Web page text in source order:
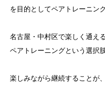
を目的としてペアトレーニン
名古屋・中村区で楽しく通え
ペアトレーニングという選択
楽しみながら継続することが